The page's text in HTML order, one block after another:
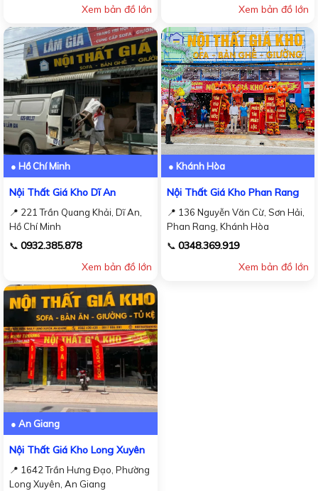
Xem bản đồ lớn
Xem bản đồ lớn
● Hồ Chí Minh
Nội Thất Giá Kho Dĩ An
📍 221 Trần Quang Khải, Dĩ An,
Hồ Chí Minh
📞 0932.385.878
Xem bản đồ lớn
● Khánh Hòa
Nội Thất Giá Kho Phan Rang
📍 136 Nguyễn Văn Cừ, Sơn Hải,
Phan Rang, Khánh Hòa
📞 0348.369.919
Xem bản đồ lớn
● An Giang
Nội Thất Giá Kho Long Xuyên
📍 1642 Trần Hưng Đạo, Phường
Long Xuyên, An Giang